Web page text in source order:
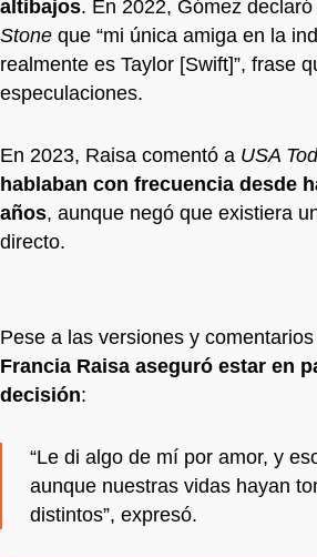
altibajos. En 2022, Gómez declaró
Stone que “mi única amiga en la
realmente es Taylor [Swift]”, frase
especulaciones.
En 2023, Raisa comentó a USA
hablaban con frecuencia desde
años, aunque negó que existiera
directo.
Pese a las versiones y
Francia Raisa aseguró estar en
decisión:
“Le di algo de mí por amor, y
aunque nuestras vidas hayan
distintos”, expresó.